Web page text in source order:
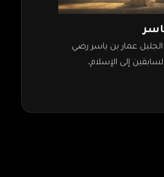
عمار بن ياسر رضي
إلى الإسلام،